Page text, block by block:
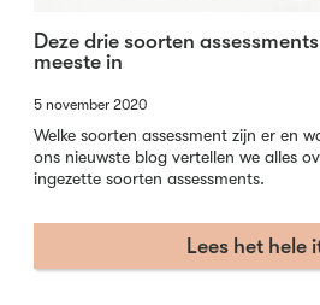
Deze drie soorten
meeste in
5 november 2020
Welke soorten assessment zijn er en
ons nieuwste blog vertellen we alles
ingezette soorten assessments.
Lees het hele